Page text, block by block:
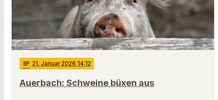
notes 21. Januar 2026 14:12
Auerbach: Schweine büxen aus